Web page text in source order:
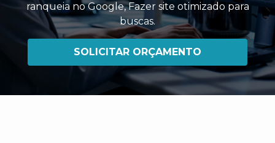
ranqueia no Google,Fazer site otimizado para
buscas.
SOLICITAR ORÇAMENTO